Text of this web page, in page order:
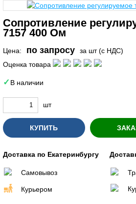
Сопротивление
7157 400 Ом
Цена: по запросу
за шт (с НДС)
Оценка товара
В наличии
шт
КУПИТЬ
Доставка по Екатеринбургу
Самовывоз
Курьером